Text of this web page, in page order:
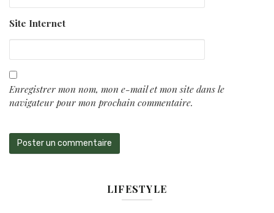
Site Internet
Enregistrer mon nom, mon e-mail et mon site dans le
navigateur pour mon prochain commentaire.
LIFESTYLE